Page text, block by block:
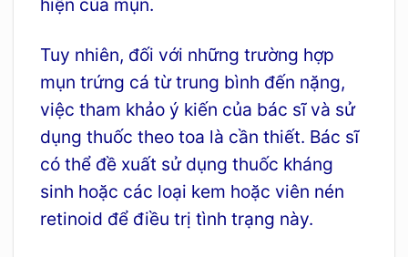
hiện của mụn.
Tuy nhiên, đối với những trường hợp
mụn trứng cá từ trung bình đến nặng,
việc tham khảo ý kiến của bác sĩ và sử
dụng thuốc theo toa là cần thiết. Bác sĩ
có thể đề xuất sử dụng thuốc kháng
sinh hoặc các loại kem hoặc viên nén
retinoid để điều trị tình trạng này.